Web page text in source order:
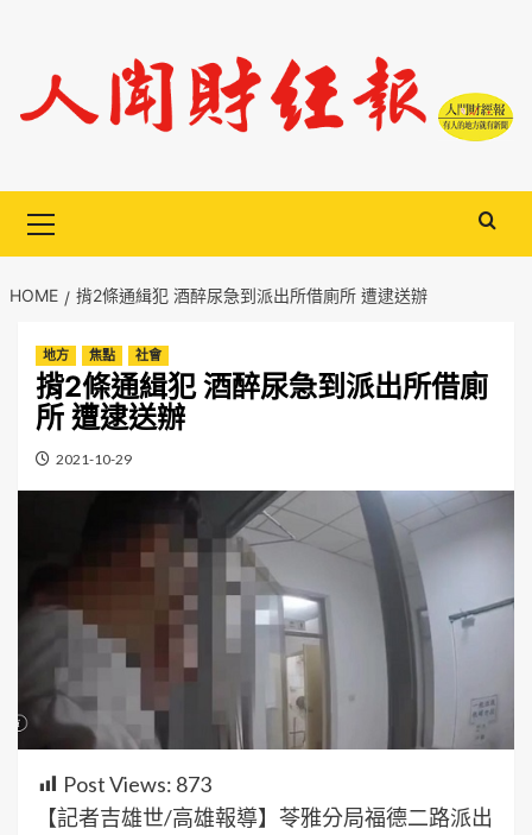
content
Menu
HOME 揹2條通緝犯 酒醉尿急到派出所借廁所 遭逮送辦
地方 焦點 社會
揹2條通緝犯 酒醉尿急到派出所借廁
所 遭逮送辦
2021-10-29
Post Views: 873
【記者吉雄世/高雄報導】苓雅分局福德二路派出